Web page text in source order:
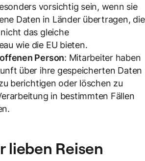
vorsichtig sein, wenn sie
Daten in Länder übertragen, die
das gleiche
wie die EU bieten.
Person: Mitarbeiter haben
über ihre gespeicherten Daten
berichtigen oder löschen zu
in bestimmten Fällen
lieben Reisen